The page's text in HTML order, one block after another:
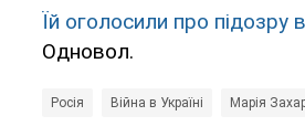
Їй оголосили про підозру
Одновол.
Росія Війна в Україні Марія